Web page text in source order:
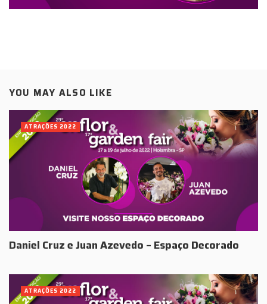
YOU MAY ALSO LIKE
Daniel Cruz e Juan Azevedo – Espaço Decorado
ATRAÇÕES 2022
ATRAÇÕES 2022